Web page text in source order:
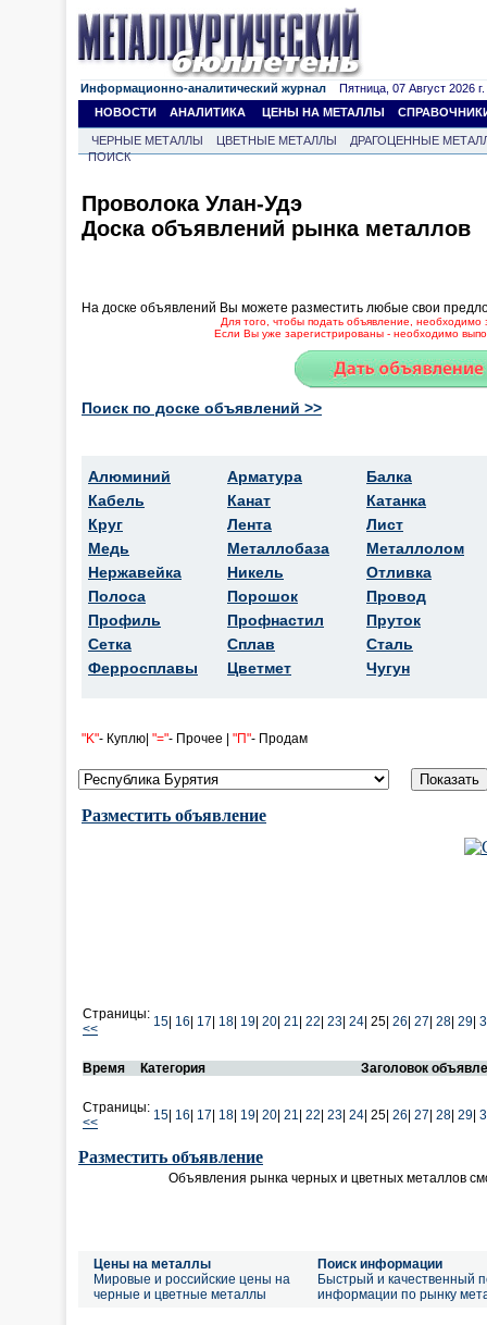
Информационно-аналитический журнал Пятница, 07 Август 2026 г.
НОВОСТИ
АНАЛИТИКА ЦЕНЫ НА МЕТАЛЛЫ
ЧЕРНЫЕ МЕТАЛЛЫ ЦВЕТНЫЕ МЕТАЛЛЫ
ДРАГОЦЕННЫЕ
ПОИСК
Проволока Улан-Удэ
Доска объявлений рынка металлов
На доске объявлений Вы можете разместить любые свои
Для того, чтобы подать объявление, необходимо
Если Вы уже зарегистрированы - необходимо
Поиск по доске объявлений >>
Алюминий
Кабель
Круг
Медь
Нержавейка
Полоса
Профиль
Сетка
Ферросплавы
Арматура
Канат
Лента
Металлобаза
Никель
Порошок
Профнастил
Сплав
Цветмет
Балка
Катанка
Лист
Металлолом
Отливка
Провод
Пруток
Сталь
Чугун
"K"- Куплю| "="- Прочее | "П"- Продам
Разместить объявление
Страницы:
<<
15 16 17 18 19 20 21 22 23 24 25| 26 27 28 29
Время Категория Заголовок
Страницы:
<<
15 16 17 18 19 20 21 22 23 24 25| 26 27 28 29
Разместить объявление
Объявления рынка черных и цветных металлов
Цены на металлы
Мировые и российские цены на
черные и цветные металлы
Поиск информации
Быстрый и качественный
информации по рынку